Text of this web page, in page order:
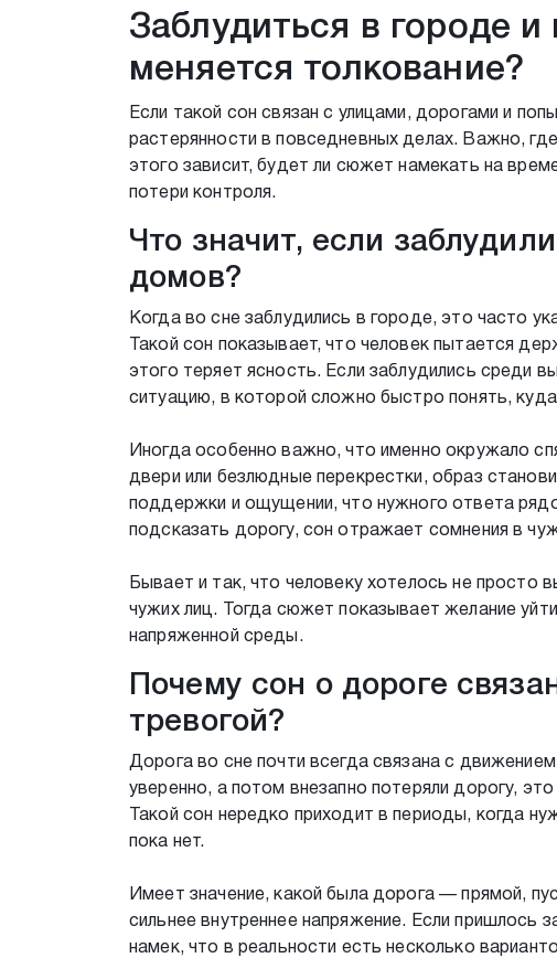
Заблудиться в городе
меняется толкование?
Если такой сон связан с улицами, дорогами и
растерянности в повседневных делах. Важно,
этого зависит, будет ли сюжет намекать на
потери контроля.
Что значит, если
домов?
Когда во сне заблудились в городе, это часто
Такой сон показывает, что человек пытается
этого теряет ясность. Если заблудились среди
ситуацию, в которой сложно быстро понять,
Иногда особенно важно, что именно окружало
двери или безлюдные перекрестки, образ
поддержки и ощущении, что нужного ответа
подсказать дорогу, сон отражает сомнения в
Бывает и так, что человеку хотелось не просто
чужих лиц. Тогда сюжет показывает желание
напряженной среды.
Почему сон о дороге
тревогой?
Дорога во сне почти всегда связана с
уверенно, а потом внезапно потеряли дорогу,
Такой сон нередко приходит в периоды, когда
пока нет.
Имеет значение, какой была дорога — прямой,
сильнее внутреннее напряжение. Если пришлось
намек, что в реальности есть несколько